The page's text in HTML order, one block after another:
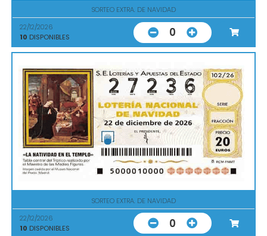
SORTEO EXTRA. DE NAVIDAD
22/12/2026
10 DISPONIBLES 0
SORTEO EXTRA. DE NAVIDAD
22/12/2026
10 DISPONIBLES 0